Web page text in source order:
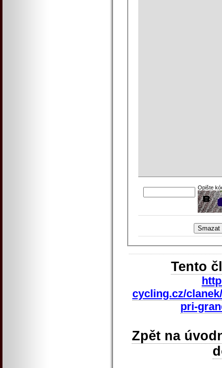
Opište
Tento
cycling.cz/
pri-
Zpět na